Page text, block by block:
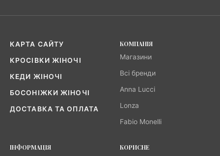
КАРТА САЙТУ
КРОСІВКИ ЖІНОЧІ
КЕДИ ЖІНОЧІ
БОСОНІЖКИ ЖІНОЧІ
ДОСТАВКА ТА ОПЛАТА
КОМПАНІЯ
Магазини
Всі бренди
Anna Lucci
Lonza
Fabio Monelli
ІНФОРМАЦІЯ
КОРИСНЕ